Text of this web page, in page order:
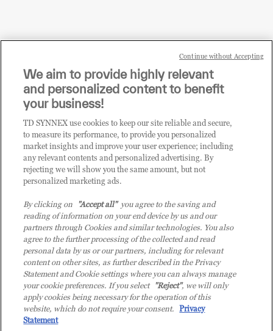
Sei un rivenditore di tecnologia e desideri acquistare
i prodotti o le soluzioni trattate sul blog?
CLICCA QUI E DIVENTA
CLIENTE TD SYNNEX
© 2026 TD SYNNEX Italy S.r.l. - Sede legale: via Luigi Russolo 9, 20138 Milano
(MI) - Numero di iscrizione al Registro delle Imprese di Milano e Codice Fiscale:
07092780159 - P.IVA: 07092780159 - Eur 12.569.000,00 i.v - TD SYNNEX e TD
We aim to provide highly relevant
and personalized content to benefit
your business!
TD SYNNEX use cookies to keep our site reliable and secure,
to measure its performance, to provide you personalized
market insights and improve your user experience; including
any relevant contents and personalized advertising. By
rejecting we will show you the same amount, but not
personalized marketing ads.
By clicking on "Accept all"you agree to the saving and
reading of information on your end device by us and our
partners through Cookies and similar technologies. You also
agree to the further processing of the collected and read
personal data by us or our partners, including for relevant
content on other sites, as further described in the Privacy
Statement and Cookie settings where you can always manage
your cookie preferences. If you select "Reject", we will only
apply cookies being necessary for the operation of this
website, which do not require your consent. Privacy
Statement
Continue without Accepting